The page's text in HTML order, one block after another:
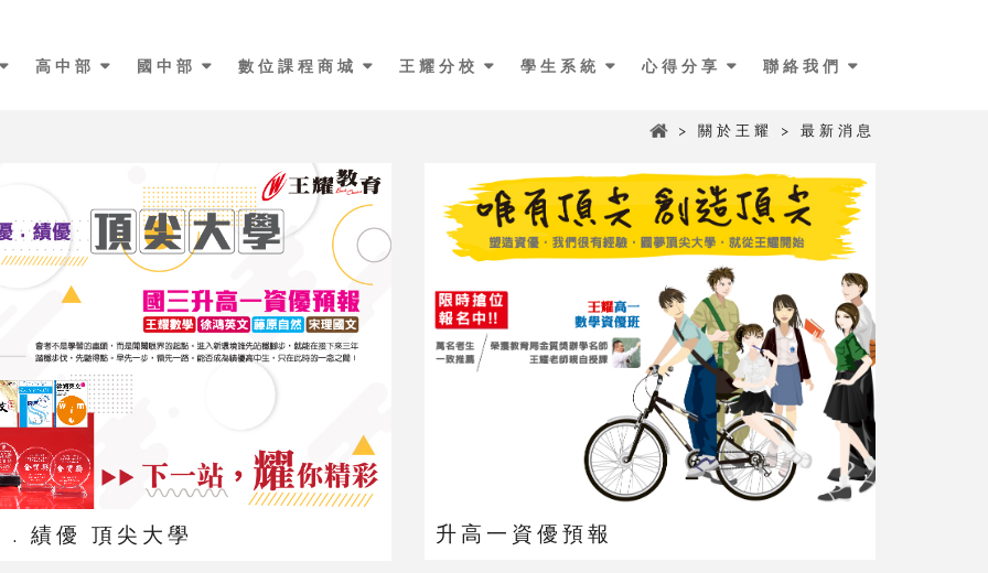
高中部 國中部 數位課程商城 王耀分校 學生系統 心得分享 聯絡我們
> 關於王耀 > 最新消息
. 績優 頂尖大學 升高一資優預報